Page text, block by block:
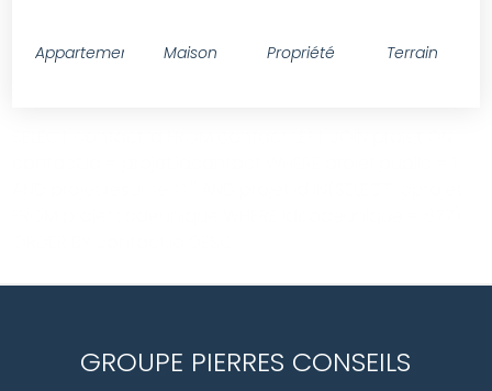
Appartement Maison Propriété Terrain
GROUPE PIERRES CONSEILS